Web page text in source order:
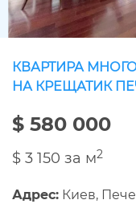
КВАРТИРА
НА КРЕЩАТИК
$ 580 000
$ 3 150 за м2
Адрес: Киев,